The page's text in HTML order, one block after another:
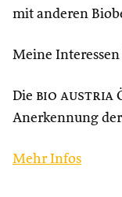
mit anderen
Meine
Die bio austria
Anerkennung
Mehr Infos